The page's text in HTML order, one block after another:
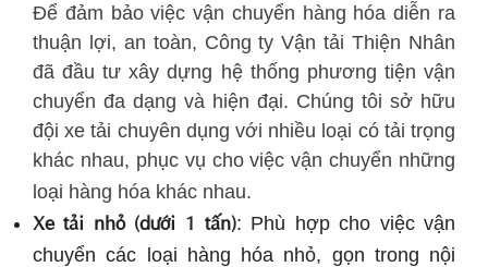
Để đảm bảo việc vận chuyển hàng hóa diễn ra
thuận lợi, an toàn, Công ty Vận tải Thiện Nhân
đã đầu tư xây dựng hệ thống phương tiện vận
chuyển đa dạng và hiện đại. Chúng tôi sở hữu
đội xe tải chuyên dụng với nhiều loại có tải trọng
khác nhau, phục vụ cho việc vận chuyển những
loại hàng hóa khác nhau.
Xe tải nhỏ (dưới 1 tấn): Phù hợp cho việc vận
chuyển các loại hàng hóa nhỏ, gọn trong nội